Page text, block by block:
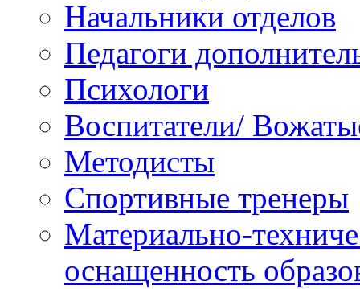
Начальники отделов
Педагоги
Психологи
Воспитатели/
Методисты
Спортивные тренеры
Материально-
оснащенность